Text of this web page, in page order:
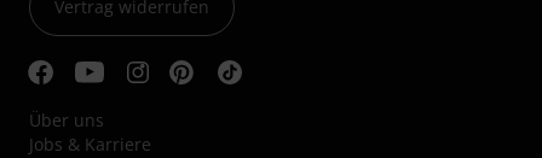
Vertrag widerrufen
Über uns
Jobs & Karriere